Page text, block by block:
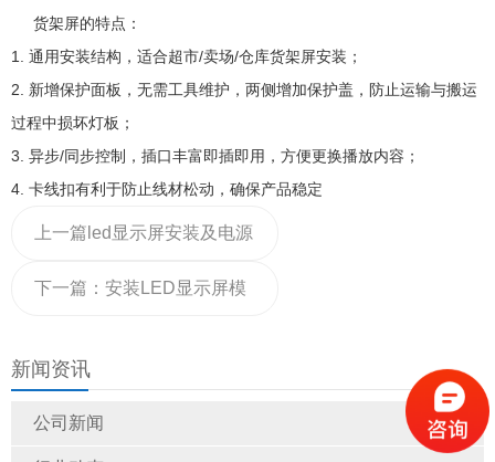
新闻资讯
公司新闻
货架屏的特点：
1. 通用安装结构，适合超市/卖场/仓库货架屏安装；
2. 新增保护面板，无需工具维护，两侧增加保护盖，防止运输与搬运
过程中损坏灯板；
3. 异步/同步控制，插口丰富即插即用，方便更换播放内容；
4. 卡线扣有利于防止线材松动，确保产品稳定
上一篇 led显示屏安装及电源
与功率的计算方法
下一篇： 安装LED显示屏模